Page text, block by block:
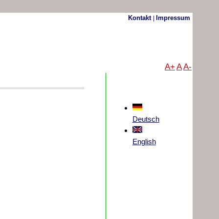
Kontakt | Impressum
A+AA-
Deutsch
English